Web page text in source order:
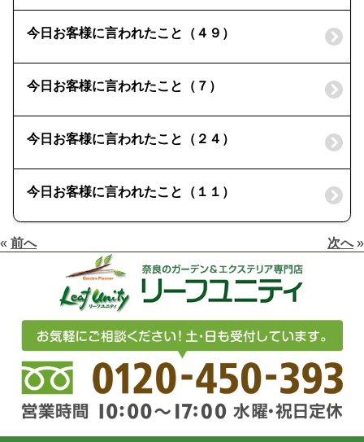
今日お客様に言われたこと（４９）
今日お客様に言われたこと（７）
今日お客様に言われたこと（２４）
今日お客様に言われたこと（１１）
« 前へ 次へ»